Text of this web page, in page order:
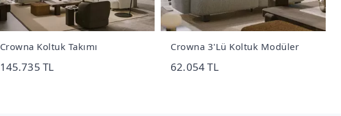
Crowna Koltuk Takımı
145.735 TL
Crowna 3'Lü Koltuk Modüler
62.054 TL